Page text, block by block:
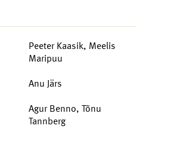
Peeter Kaasik, Meelis
Maripuu
Anu Järs
Agur Benno, Tõnu
Tannberg